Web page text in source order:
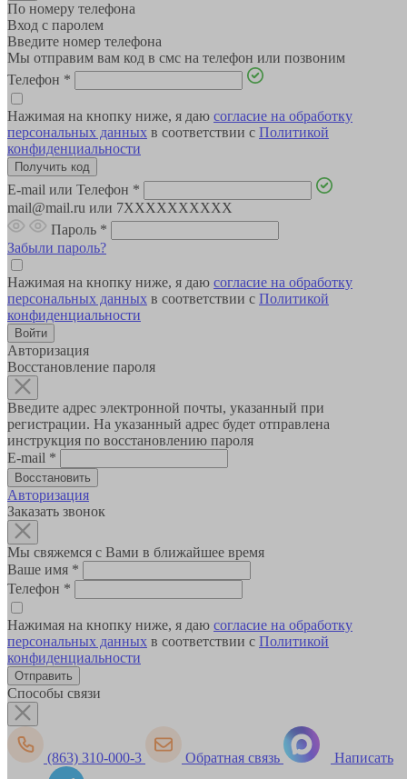
По номеру телефона
Вход с паролем
Введите номер телефона
Мы отправим вам код в смс на телефон или позвоним
Телефон *
Нажимая на кнопку ниже, я даю согласие на обработку
персональных данных в соответствии с Политикой
конфиденциальности
E-mail или Телефон *
mail@mail.ru или 7XXXXXXXXXX
Пароль *
Забыли пароль?
Нажимая на кнопку ниже, я даю согласие на обработку
персональных данных в соответствии с Политикой
конфиденциальности
Авторизация
Восстановление пароля
Введите адрес электронной почты, указанный при
регистрации. На указанный адрес будет отправлена
инструкция по восстановлению пароля
E-mail *
Авторизация
Заказать звонок
Мы свяжемся с Вами в ближайшее время
Ваше имя *
Телефон *
Нажимая на кнопку ниже, я даю согласие на обработку
персональных данных в соответствии с Политикой
конфиденциальности
Способы связи
(863) 310-000-3 Обратная связь Написать